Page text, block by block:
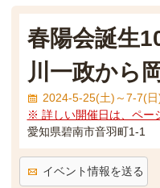
春陽会誕生
川一政から
2024-5-25(土)～7-7(日
※ 詳しい開催日は、ペー
愛知県碧南市音羽町1-1
イベント情報を送る